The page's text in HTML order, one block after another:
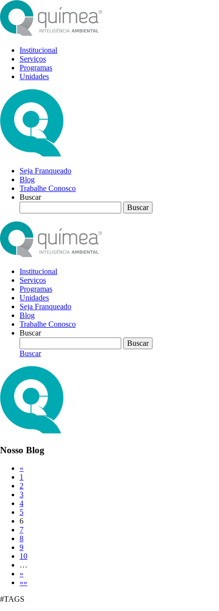
Institucional
Serviços
Programas
Unidades
Seja Franqueado
Blog
Trabalhe Conosco
Buscar
Institucional
Serviços
Programas
Unidades
Seja Franqueado
Blog
Trabalhe Conosco
Buscar
Buscar
Nosso Blog
«
1
2
3
4
5
6
7
8
9
10
…
»
»»
#TAGS